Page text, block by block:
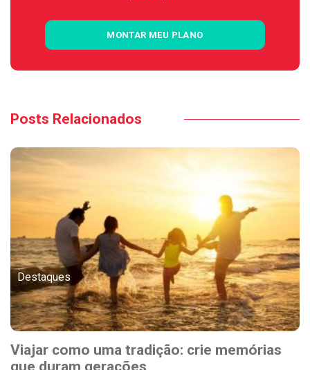
MONTAR MEU PLANO
Posts Relacionados
Destaques
Viajar como uma tradição: crie memórias
que duram gerações